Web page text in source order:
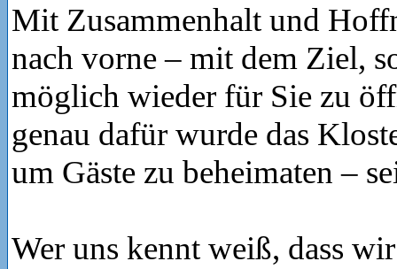
Mit Zusammenhalt und
nach vorne – mit dem Ziel,
möglich wieder für Sie zu
genau dafür wurde das
um Gäste zu beheimaten –
Wer uns kennt weiß, dass